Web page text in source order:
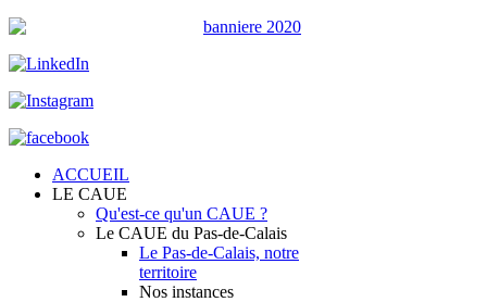
ACCUEIL
LE CAUE
Qu'est-ce qu'un CAUE ?
Le CAUE du Pas-de-Calais
Le Pas-de-Calais, notre
territoire
Nos instances